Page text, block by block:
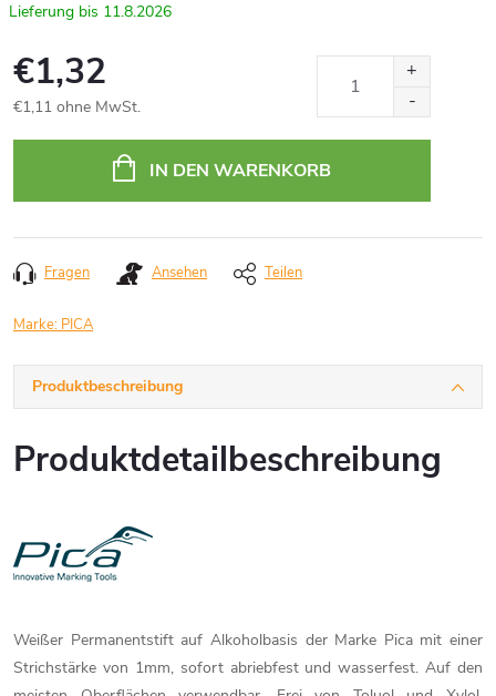
11.8.2026
€1,32
€1,11 ohne MwSt.
IN DEN WARENKORB
Fragen Ansehen Teilen
Marke: PICA
Produktbeschreibung
Produktdetailbeschreibung
Weißer Permanentstift auf Alkoholbasis der Marke Pica mit einer
Strichstärke von 1mm, sofort abriebfest und wasserfest. Auf den